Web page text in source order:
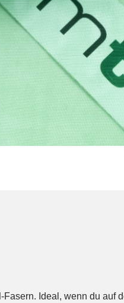
Ideal, wenn du auf
Konstruktion sorgt